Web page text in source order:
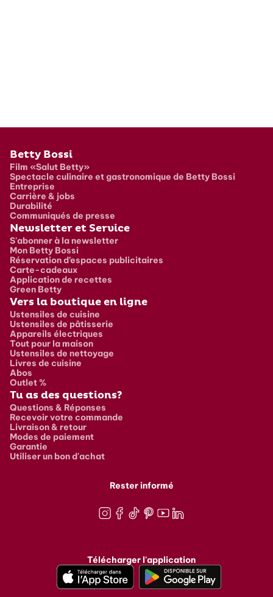
Pied de page
Betty Bossi
Film «Salut Betty»
Spectacle culinaire et gastronomique de Betty Bossi
Entreprise
Carrière & jobs
Durabilité
Communiqués de presse
Newsletter et Service
S'abonner à la newsletter
Mon Betty Bossi
Réservation d’espaces publicitaires
Carte-cadeaux
Application de recettes
Green Betty
Vers la boutique en ligne
Ustensiles de cuisine
Ustensiles de pâtisserie
Appareils électriques
Tout pour la maison
Ustensiles de nettoyage
Livres de cuisine
Abos
Outlet %
Tu as des questions?
Questions & Réponses
Recevoir votre commande
Livraison & retour
Modes de paiement
Garantie
Utiliser un bon d'achat
Rester informé
Télécharger l'application